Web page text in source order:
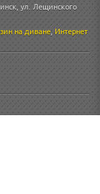
ул. Лещинского
на диване,Интернет